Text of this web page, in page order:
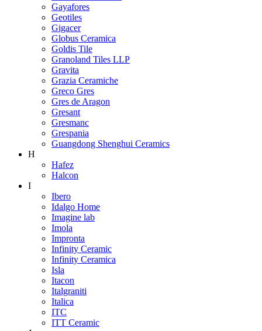
Gayafores
Geotiles
Gigacer
Globus Ceramica
Goldis Tile
Granoland Tiles LLP
Gravita
Grazia Ceramiche
Greco Gres
Gres de Aragon
Gresant
Gresmanc
Grespania
Guangdong Shenghui Ceramics
H
Hafez
Halcon
I
Ibero
Idalgo Home
Imagine lab
Imola
Impronta
Infinity Ceramic
Infinity Ceramica
Isla
Itacon
Italgraniti
Italica
ITC
ITT Ceramic